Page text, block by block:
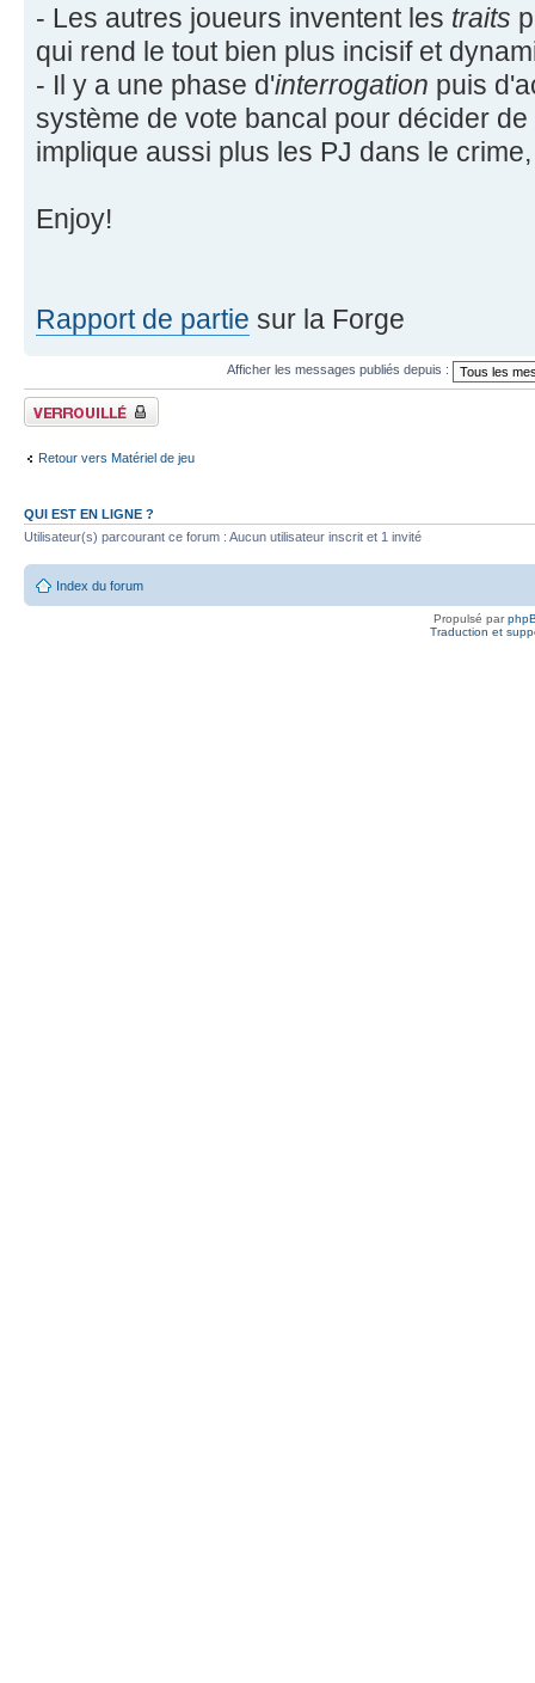
- Les autres joueurs inventent les traits
qui rend le tout bien plus incisif et
- Il y a une phase d'interrogation puis
système de vote bancal pour décider
implique aussi plus les PJ dans le
Enjoy!
Rapport de partie sur la Forge
Afficher les messages publiés depuis :
Fil verrouillé
Retour vers Matériel de jeu
QUI EST EN LIGNE ?
Utilisateur(s) parcourant ce forum : Aucun utilisateur inscrit et 1 invité
Index du forum
Propulsé par
Traduction et